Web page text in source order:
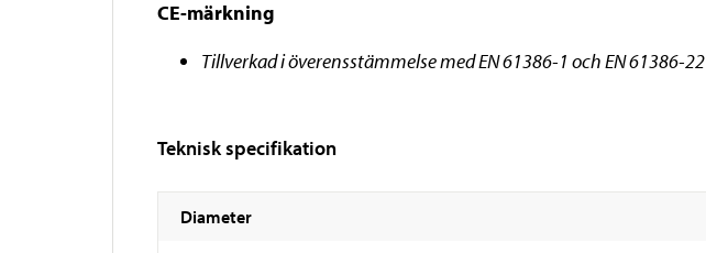
CE-märkning
Tillverkad i överensstämmelse med EN 61386-1 och EN 61386-22
Teknisk specifikation
Diameter